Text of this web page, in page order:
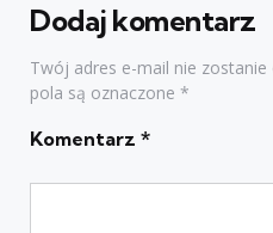
Dodaj komentarz
Twój adres e-mail nie zostanie
pola są oznaczone *
Komentarz *